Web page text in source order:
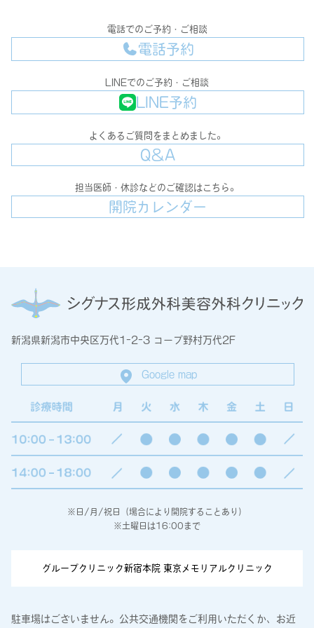
電話でのご予約・ご相談
電話予約
LINEでのご予約・ご相談
LINE予約
よくあるご質問をまとめました。
Q＆A
担当医師・休診などのご確認はこちら。
開院カレンダー
新潟県新潟市中央区万代1-2-3 コープ野村万代2F
Google map
※日/月/祝日（場合により開院することあり）
※土曜日は16:00まで
グループクリニック新宿本院 東京メモリアルクリニック
駐車場はございません。公共交通機関をご利用いただくか、お近